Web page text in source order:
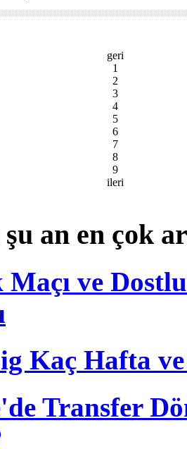
geri
1
2
3
4
5
6
7
8
9
ileri
an en çok
Maçı ve
Kaç Hafta
Transfer